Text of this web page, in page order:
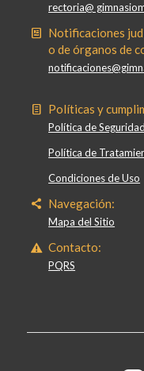
rectoria@
Notificaciones
o de órganos de
Políticas y
Política de
Política de
Condiciones de Uso
Navegación:
Mapa del Sitio
Contacto:
PQRS